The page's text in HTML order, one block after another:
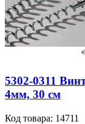
5302-0311
4мм, 30 см
Код товара: 14711